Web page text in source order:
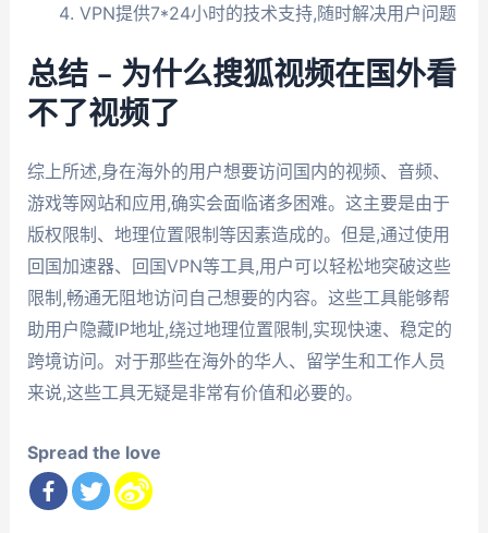
VPN提供7*24小时的技术支持,随时解决用户问题
总结 – 为什么搜狐视频在国外看
不了视频了
综上所述,身在海外的用户想要访问国内的视频、音频、
游戏等网站和应用,确实会面临诸多困难。这主要是由于
版权限制、地理位置限制等因素造成的。但是,通过使用
回国加速器、回国VPN等工具,用户可以轻松地突破这些
限制,畅通无阻地访问自己想要的内容。这些工具能够帮
助用户隐藏IP地址,绕过地理位置限制,实现快速、稳定的
跨境访问。对于那些在海外的华人、留学生和工作人员
来说,这些工具无疑是非常有价值和必要的。
Spread the love